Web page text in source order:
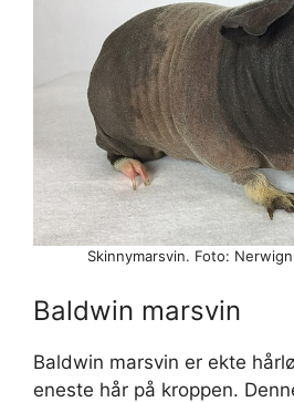
Skinnymarsvin. Foto:
Baldwin marsvin
Baldwin marsvin er ekte
eneste hår på kroppen.